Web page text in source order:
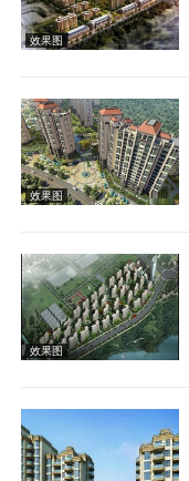
效果图
效果图